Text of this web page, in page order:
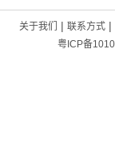
关于我们 | 联系方式|
粤ICP备